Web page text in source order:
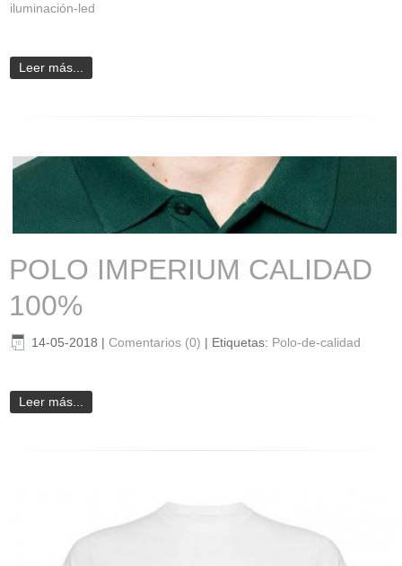
iluminación-led
Leer más...
POLO IMPERIUM CALIDAD
100%
14-05-2018 | Comentarios (0) | Etiquetas: Polo-de-calidad
Leer más...